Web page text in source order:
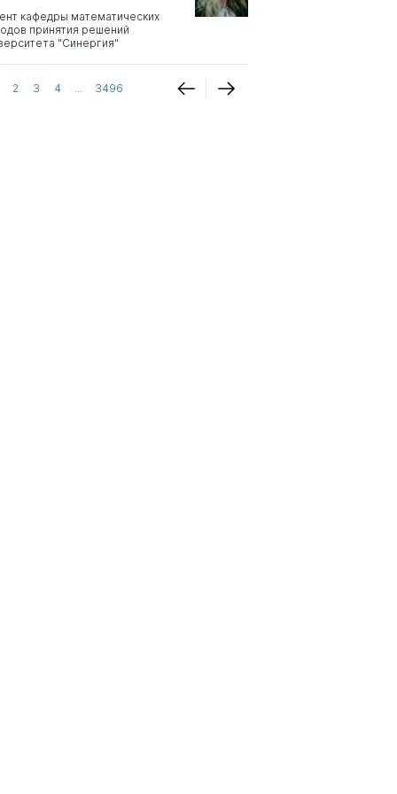
кафедры математических
принятия решений
"Синергия"
2 3 4 ... 3496